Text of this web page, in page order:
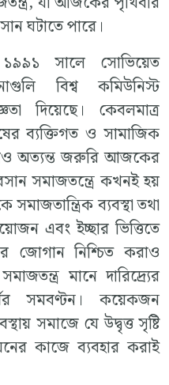
ঘটাতে পারে।
সালে সোভিয়েত
বিশ্ব কমিউনিস্ট
দিয়েছে। কেবলমাত্র
ব্যক্তিগত ও সামাজিক
অত্যন্ত জরুরি আজকের
সমাজতন্ত্রে কখনই হয়
সমাজতান্ত্রিক ব্যবস্থা তথা
এবং ইচ্ছার ভিত্তিতে
জোগান নিশ্চিত করাও
মানে দারিদ্র্যের
সমবণ্টন। কয়েকজন
সমাজে যে উদ্বৃত্ত সৃষ্টি
কাজে ব্যবহার করাই